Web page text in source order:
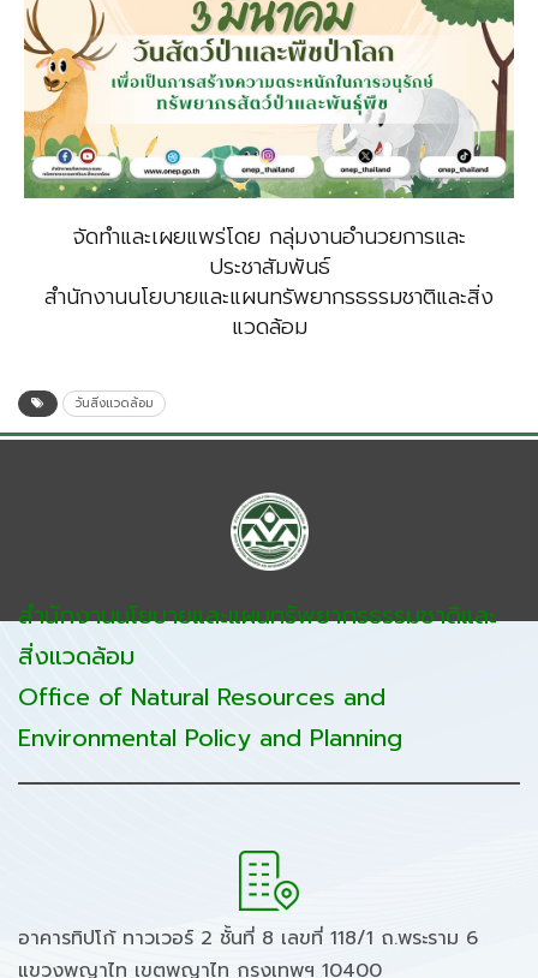
จัดทำและเผยแพร่โดย กลุ่มงานอำนวยการและ
ประชาสัมพันธ์
สำนักงานนโยบายและแผนทรัพยากรธรรมชาติและสิ่ง
แวดล้อม
วันสิ่งแวดล้อม
สำนักงานนโยบายและแผนทรัพยากรธรรมชาติและ
สิ่งแวดล้อม
Office of Natural Resources and
Environmental Policy and Planning
อาคารทิปโก้ ทาวเวอร์ 2 ชั้นที่ 8 เลขที่ 118/1 ถ.พระราม 6
แขวงพญาไท เขตพญาไท กรุงเทพฯ 10400